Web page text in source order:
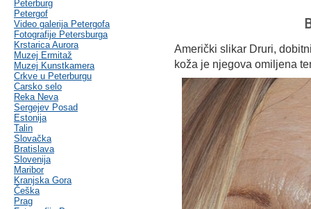
Peterburg
Petergof
Video galerija Petergofa
Fotografije Petersburga
Krstarica Aurora
Muzej Ermitaž
Muzej Kunstkamera
Crkve u Peterburgu
Carsko selo
Reka Neva
Sergejev Posad
Estonija
Talin
Slovačka
Bratislava
Slovenija
Maribor
Kranjska Gora
Češka
Prag
Američki slikar Druri,
koža je njegova omiljena